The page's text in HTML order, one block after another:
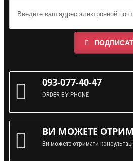
093-077-40-47
ORDER BY PHONE
ВИ МОЖЕТЕ
Ви можете отримати